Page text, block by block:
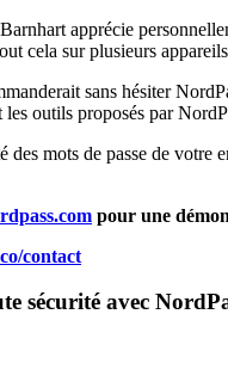
apprécie
cela sur plusieurs
sans hésiter
outils proposés par
mots de passe de votre
pour une
contact
sécurité avec